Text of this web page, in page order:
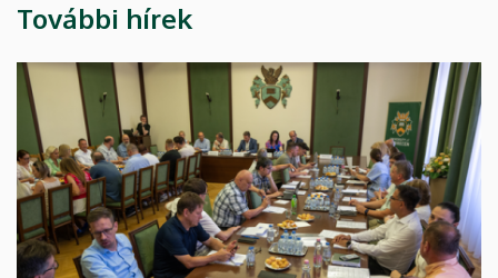
További hírek